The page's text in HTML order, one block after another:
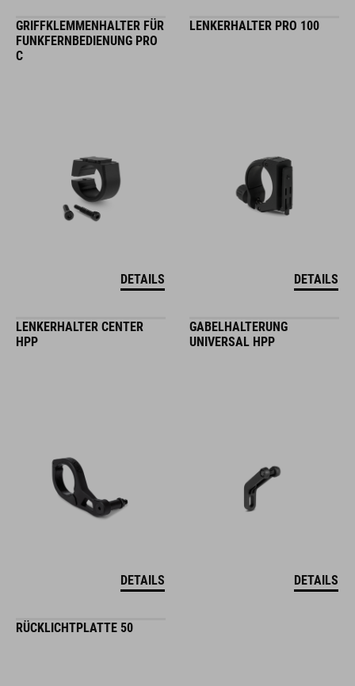
GRIFFKLEMMENHALTER FÜR
FUNKFERNBEDIENUNG PRO
C
DETAILS
LENKERHALTER PRO 100
DETAILS
LENKERHALTER CENTER
HPP
DETAILS
GABELHALTERUNG
UNIVERSAL HPP
DETAILS
RÜCKLICHTPLATTE 50